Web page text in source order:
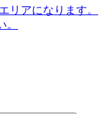
リアになります。